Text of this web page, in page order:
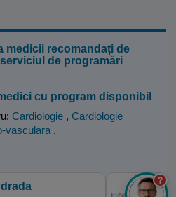
medicii recomandați de
de programări
cu program disponibil
Cardiologie , Cardiologie
vasculara .
Dr.
?